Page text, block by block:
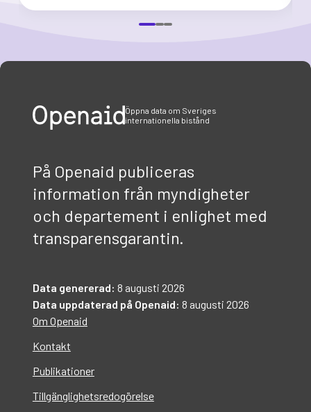
Öppna data om Sveriges
internationella bistånd
På Openaid publiceras
information från myndigheter
och departement i enlighet med
transparensgarantin.
Data genererad: 8 augusti 2026
Data uppdaterad på Openaid: 8 augusti 2026
Om Openaid
Kontakt
Publikationer
Tillgänglighetsredogörelse